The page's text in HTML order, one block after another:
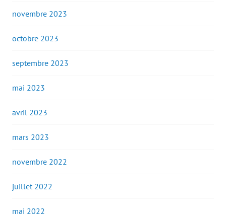
novembre 2023
octobre 2023
septembre 2023
mai 2023
avril 2023
mars 2023
novembre 2022
juillet 2022
mai 2022